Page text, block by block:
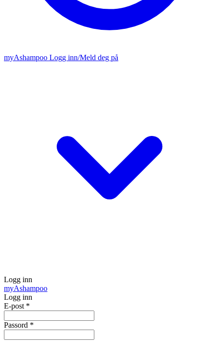
myAshampoo Logg inn/Meld deg på
Logg inn
myAshampoo
Logg inn
E-post *
Passord *